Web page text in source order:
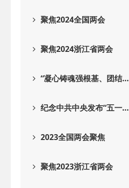
聚焦2024全国两会
聚焦2024浙江省两会
“凝心铸魂强根基、团结…
纪念中共中央发布“五一…
2023全国两会聚焦
聚焦2023浙江省两会